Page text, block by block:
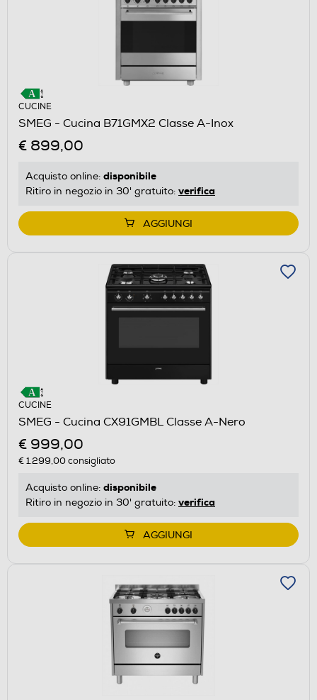
CUCINE
SMEG - Cucina B71GMX2 Classe A-Inox
€ 899,00
Acquisto online: disponibile
Ritiro in negozio in 30' gratuito: verifica
AGGIUNGI
CUCINE
SMEG - Cucina CX91GMBL Classe A-Nero
€ 999,00
€ 1.299,00consigliato
Acquisto online: disponibile
Ritiro in negozio in 30' gratuito: verifica
AGGIUNGI